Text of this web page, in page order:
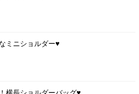
ミニショルダー♥